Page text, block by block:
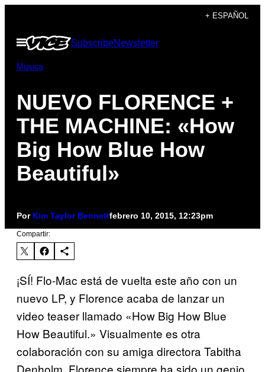
contenido
+ ESPAÑOL
Abrir
Menú
SubscribeNewsletter
Música
NUEVO FLORENCE +
THE MACHINE: «How
Big How Blue How
Beautiful»
Por Kim Taylor Bennettfebrero 10, 2015, 12:23pm
Compartir:
¡SÍ! Flo-Mac está de vuelta este año con un
nuevo LP, y Florence acaba de lanzar un
video teaser llamado «How Big How Blue
How Beautiful.» Visualmente es otra
colaboración con su amiga directora Tabitha
Denholm. Florence siempre ha sido un genio